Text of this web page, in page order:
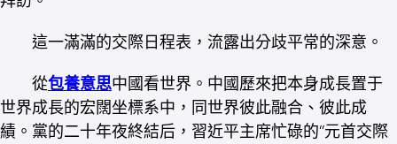
這一滿滿的交際日程表，流露出分歧平常的深意。
從包養意思中國看世界。中國歷來把本身成長置于
世界成長的宏闊坐標系中，同世界彼此融合、彼此成
績。黨的二十年夜終結后，習近平主席忙碌的“元首交際